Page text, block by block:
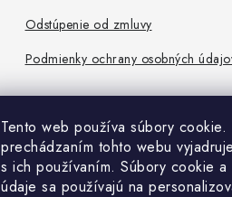
Tento web používa súbory cookie.
prechádzaním tohto webu
s ich používaním. Súbory cookie
údaje sa používajú na
Odstúpenie od zmluvy
Podmienky ochrany osobných